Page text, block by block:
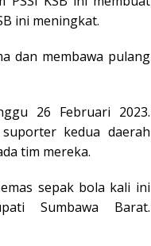
ini meningkat.
dan membawa pulang
26 Februari 2023.
kedua daerah
tim mereka.
sepak bola kali ini
Sumbawa Barat.